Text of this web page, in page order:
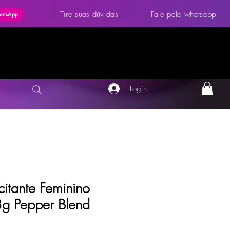
Tire suas dúvidas Fale pelo whatsapp
Login
Feminino
Pepper Blend